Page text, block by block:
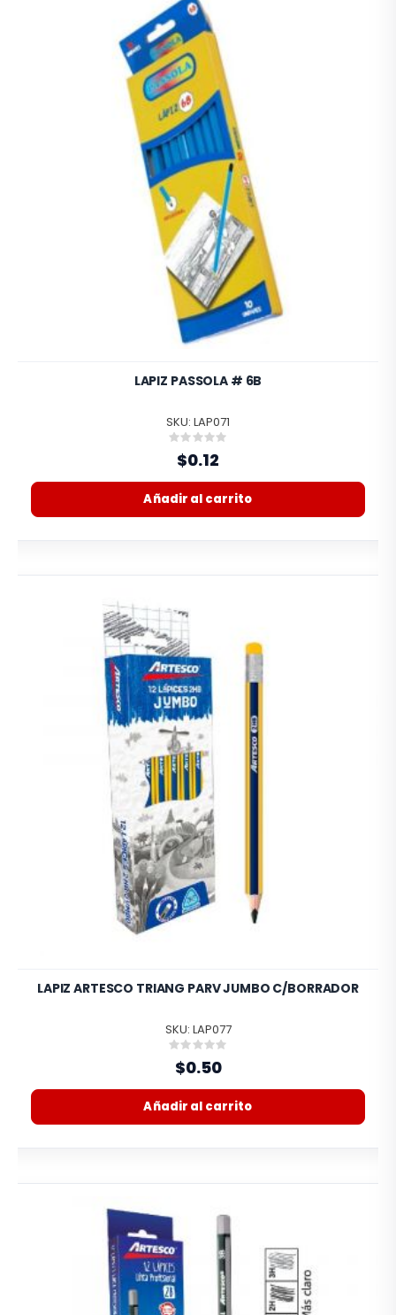
LAPIZ PASSOLA # 6B
SKU: LAP071
Rating:
0%
$0.12
Añadir al carrito
LAPIZ ARTESCO TRIANG PARV JUMBO C/BORRADOR
SKU: LAP077
Rating:
0%
$0.50
Añadir al carrito